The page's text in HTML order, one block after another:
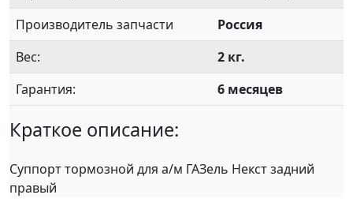
Производитель запчасти
Россия
Вес:
2 кг.
Гарантия:
6 месяцев
Краткое описание:
Суппорт тормозной для а/м ГАЗель Некст задний
правый